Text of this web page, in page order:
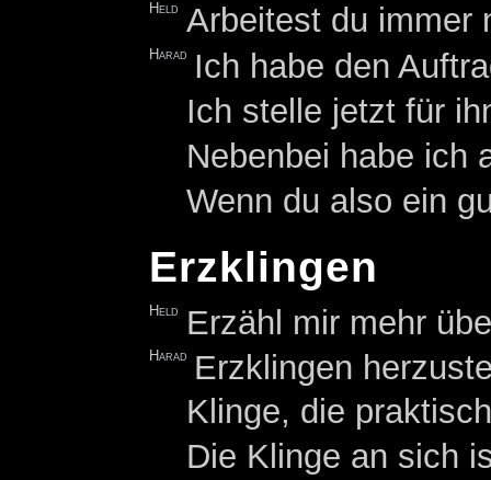
Held Arbeitest du immer
Harad
Ich habe den
Ich stelle jetzt für
Nebenbei habe ich
Wenn du also ein
Erzklingen
Held Erzähl mir mehr
Harad
Erzklingen
Klinge, die
Die Klinge an sich